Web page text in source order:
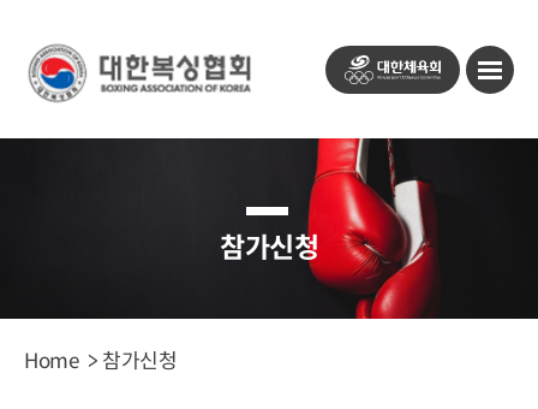
대
한
육
회
모
바
메
참가신청
Home 참가신청